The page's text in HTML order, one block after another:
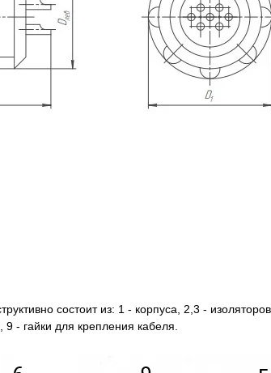
состоит из: 1 - корпуса, 2,3 -
- гайки для крепления кабеля.